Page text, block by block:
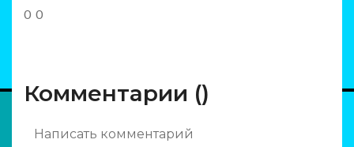
0 0
Комментарии ()
Написать комментарий